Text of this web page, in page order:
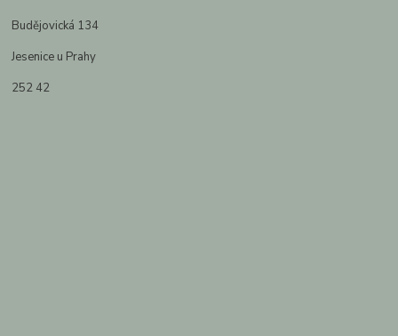
Budějovická 134
Jesenice u Prahy
252 42